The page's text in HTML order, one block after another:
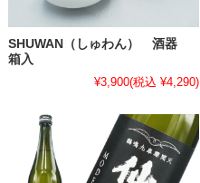
SHUWAN（しゅわん） 酒器
箱入
¥3,900(税込 ¥4,290)